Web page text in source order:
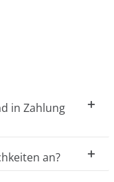
in Zahlung
an?